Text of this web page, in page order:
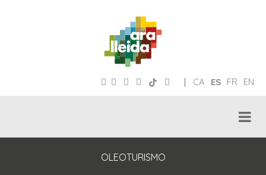
CA ES FR EN
|
OLEOTURISMO